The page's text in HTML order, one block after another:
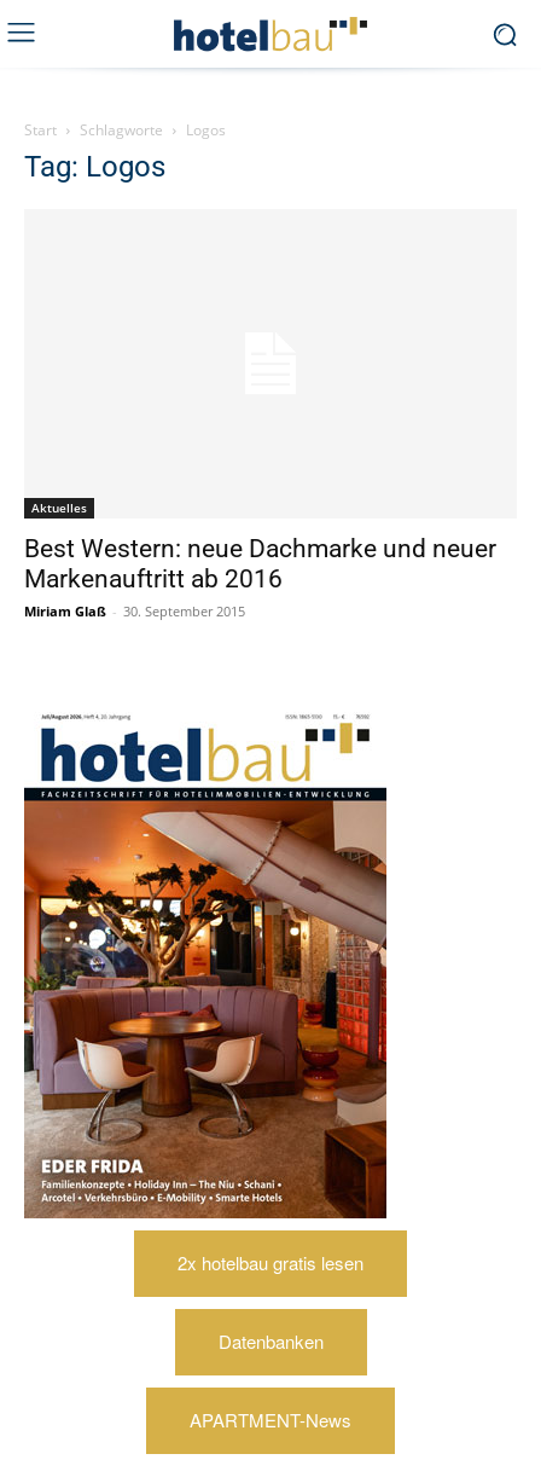
Start Schlagworte Logos
Tag: Logos
Aktuelles
Best Western: neue Dachmarke und neuer
Markenauftritt ab 2016
Miriam Glaß - 30. September 2015
2x hotelbau gratis lesen
Datenbanken
APARTMENT-News